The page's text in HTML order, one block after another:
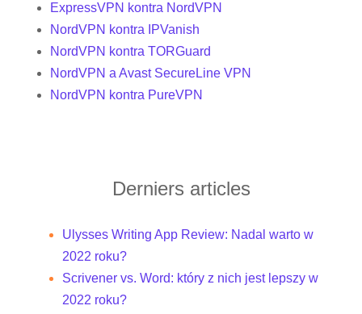
ExpressVPN kontra NordVPN
NordVPN kontra IPVanish
NordVPN kontra TORGuard
NordVPN a Avast SecureLine VPN
NordVPN kontra PureVPN
Derniers articles
Ulysses Writing App Review: Nadal warto w
2022 roku?
Scrivener vs. Word: który z nich jest lepszy w
2022 roku?